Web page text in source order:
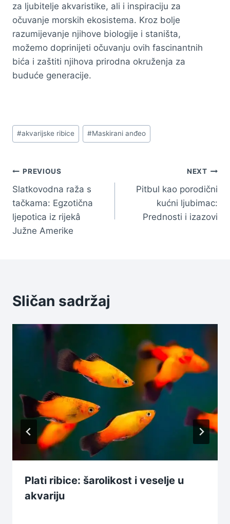
za ljubitelje akvaristike, ali i inspiraciju za
očuvanje morskih ekosistema. Kroz bolje
razumijevanje njihove biologije i staništa,
možemo doprinijeti očuvanju ovih fascinantnih
bića i zaštiti njihova prirodna okruženja za
buduće generacije.
Post
Tags:
#akvarijske ribice #Maskirani anđeo
Navigacija
članaka
PREVIOUS
Slatkovodna raža s
tačkama: Egzotična
ljepotica iz rijekâ
Južne Amerike
NEXT
Pitbul kao porodični
kućni ljubimac:
Prednosti i izazovi
Sličan sadržaj
Plati ribice: šarolikost i veselje u
akvariju